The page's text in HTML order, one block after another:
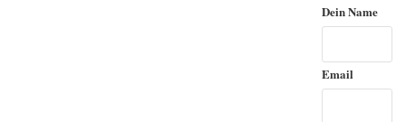
Dein Name
Email